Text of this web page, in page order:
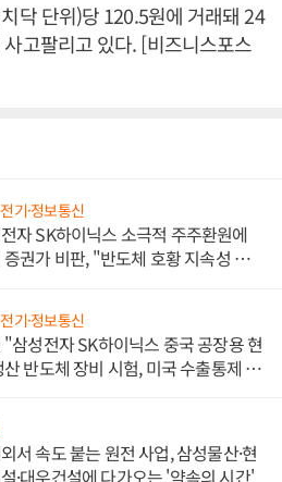
닥 단위)당 120.5원에 거래돼 24
고팔리고 있다. [비즈니스포스
기·정보통신
자 SK하이닉스 소극적 주주환원에
권가 비판, "반도체 호황 지속성 의
기·정보통신
"삼성전자 SK하이닉스 중국 공장용 현
반도체 장비 시험, 미국 수출통제 대
서 속도 붙는 원전 사업, 삼성물산·현
·대우건설에 다가오는 '약속의 시간'